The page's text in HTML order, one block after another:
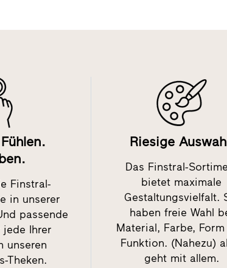
Finstral-
in unserer
passende
Ihrer
unseren
Theken.
Riesige
Das Finstral-
bietet maximale
Gestaltungsvielfalt.
haben freie Wahl
Material, Farbe,
Funktion. (Nahezu)
geht mit allem.